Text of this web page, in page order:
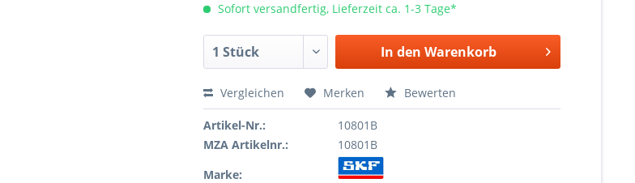
Sofort versandfertig, Lieferzeit ca. 1-3 Tage*
In den Warenkorb
Vergleichen Merken Bewerten
Artikel-Nr.:
10801B
MZA Artikelnr.:
10801B
Marke: